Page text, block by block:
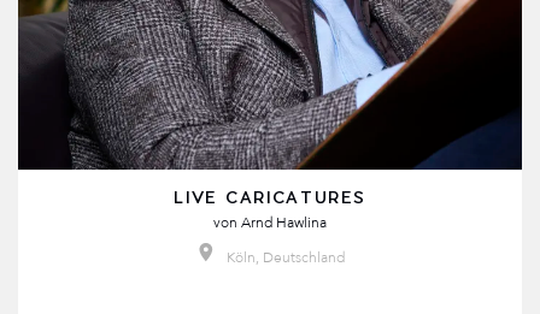
LIVE CARICATURES
von Arnd Hawlina
Köln, Deutschland